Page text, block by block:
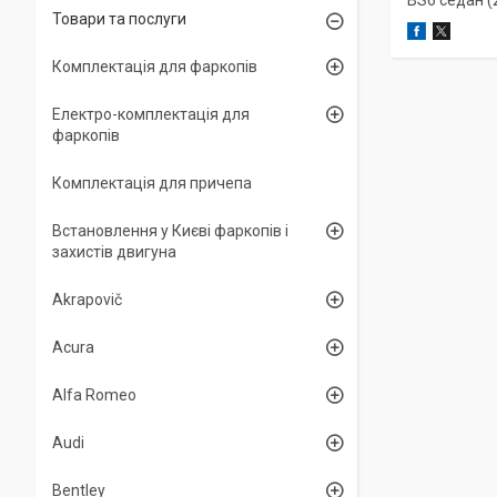
Товари та послуги
Комплектація для фаркопів
Електро-комплектація для
фаркопів
Комплектація для причепа
Встановлення у Києві фаркопів і
захистів двигуна
Akrapovič
Acura
Alfa Romeo
Audi
Bentley